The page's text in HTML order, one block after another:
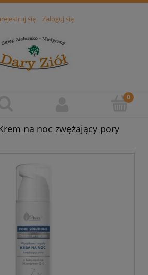
się Zaloguj się
na noc zwężający pory